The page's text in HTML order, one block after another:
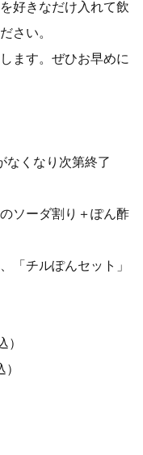
好きなだけ入れて飲
さい。
ます。ぜひお早めに
くなり次第終了
ソーダ割り＋ぽん酢
「チルぽんセット」